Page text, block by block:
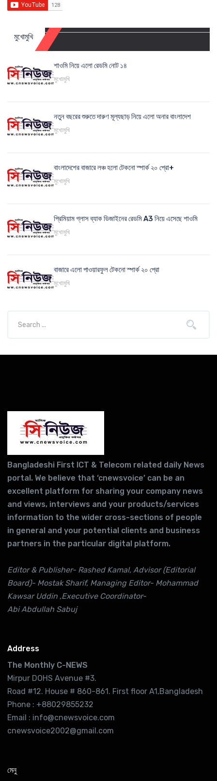
মুখোমুখি
শাওমি নিয়ে এলো রেডমি নোট ১৪
মুখোমুখি
নতুন বছরের শুরুতে দারুণ মূল্যছাড় নিয়ে এলো অনার বাংলাদেশ
মুখোমুখি
বাংলাদেশের বাজারে লঞ্চ হলো টেকনো স্পার্ক ২০ প্রো+
মুখোমুখি
প্রিমিয়াম গ্লাস ব্যাক ডিজাইনের রেডমি A3 নিয়ে এসেছে শাওমি
মুখোমুখি
বাজারে এলো পাওয়ারফুল টেকনো স্পার্ক ২০ প্রো
মুখোমুখি
Bangladeshi First ICT & Telecom related daily News
portal. We believe that ‘cnewsvoice’ can be an
excellent platform for sharing your company news
and views, interviews and your products/services
information to the wider cross-sections of people
in general and your potential clients and business
partners in the particular digital platform.
Editor & Publisher- Rashed Kamal, Advisor (Editorial
Board)- Mostak Sharif, Managing Editor- Mohammad
Kawsar Uddin ,Executive Coordinator-
Abi Abdullah Sabuj
Address
The Monthly C-NEWS
Mirpur DOHS Avenue #3.
Road #12. House # 860-861. First floor A1,Bangladesh
Phone : +88029855232
Email : info@cnewsvoice.com
cnewsvoice2002@gmail.com
মেনু